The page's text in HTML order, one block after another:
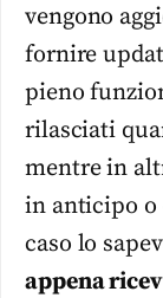
vengono
fornire
pieno
rilasciati
mentre in
in anticipo o
caso lo
appena